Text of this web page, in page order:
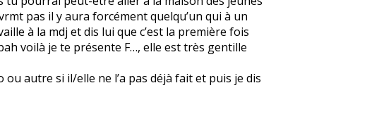
pas il y aura forcément quelqu’un qui à un
à la mdj et dis lui que c’est la première fois
voilà je te présente F…, elle est très gentille
autre si il/elle ne l’a pas déjà fait et puis je dis